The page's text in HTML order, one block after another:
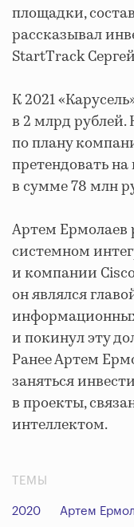
площадки,
рассказывал
StartTrack
К 2021
в 2 млрд рублей.
по плану
претендовать
в сумме 78 млн
Артем Ермолаев
системном
и компании
он являлся
и покинул эту
Ранее Артем
заняться
в проекты,
интеллектом.
ТЕМЫ
2020 Артем